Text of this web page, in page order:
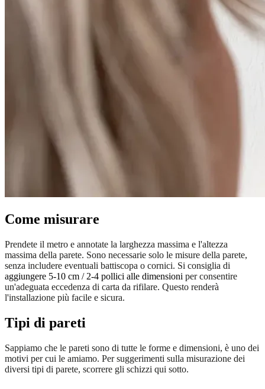
Come misurare
Prendete il metro e annotate la larghezza massima e l'altezza
massima della parete. Sono necessarie solo le misure della parete,
senza includere eventuali battiscopa o cornici. Si consiglia di
aggiungere 5-10 cm / 2-4 pollici alle dimensioni per consentire
un'adeguata eccedenza di carta da rifilare. Questo renderà
l'installazione più facile e sicura.
Tipi di pareti
Sappiamo che le pareti sono di tutte le forme e dimensioni, è uno dei
motivi per cui le amiamo. Per suggerimenti sulla misurazione dei
diversi tipi di parete, scorrere gli schizzi qui sotto.